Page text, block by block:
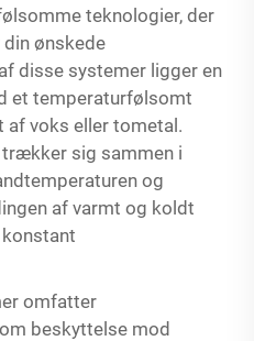
teknologier, der
ønskede
disse systemer ligger en
et temperaturfølsomt
voks eller tometal.
sig sammen i
og
af varmt og koldt
omfatter
beskyttelse mod